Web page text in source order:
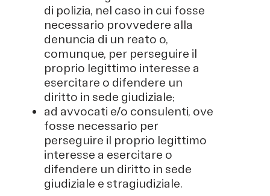
di polizia, nel caso in cui fosse
necessario provvedere alla
denuncia di un reato o,
comunque, per perseguire il
proprio legittimo interesse a
esercitare o difendere un
diritto in sede giudiziale;
ad avvocati e/o consulenti, ove
fosse necessario per
perseguire il proprio legittimo
interesse a esercitare o
difendere un diritto in sede
giudiziale e stragiudiziale.